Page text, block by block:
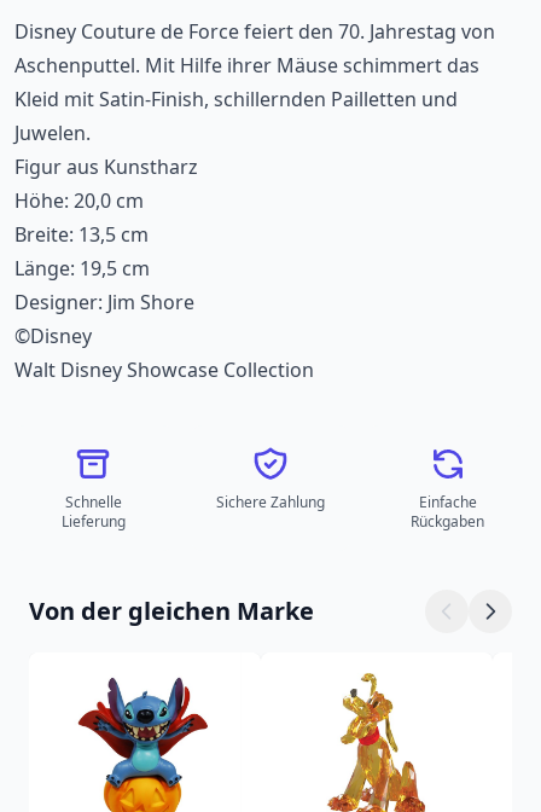
Disney Couture de Force feiert den 70. Jahrestag von
Aschenputtel. Mit Hilfe ihrer Mäuse schimmert das
Kleid mit Satin-Finish, schillernden Pailletten und
Juwelen.
Figur aus Kunstharz
Höhe: 20,0 cm
Breite: 13,5 cm
Länge: 19,5 cm
Designer: Jim Shore
©Disney
Walt Disney Showcase Collection
Schnelle
Lieferung
Sichere Zahlung
Einfache
Rückgaben
Von der gleichen Marke